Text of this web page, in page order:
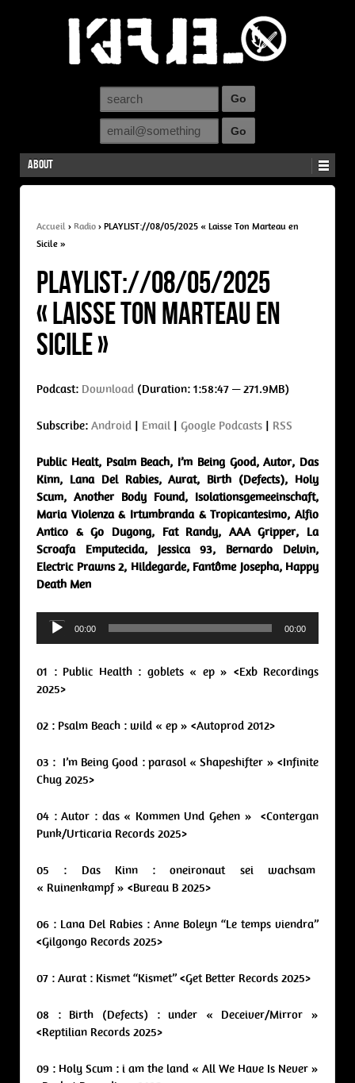
About
Accueil › Radio › PLAYLIST://08/05/2025 « Laisse Ton Marteau en
Sicile »
PLAYLIST://08/05/2025
« Laisse Ton Marteau en
Sicile »
Podcast: Download (Duration: 1:58:47 — 271.9MB)
Subscribe: Android | Email | Google Podcasts | RSS
Public Healt, Psalm Beach, I’m Being Good, Autor, Das
Kinn, Lana Del Rabies, Aurat, Birth (Defects), Holy
Scum, Another Body Found, Isolationsgemeeinschaft,
Maria Violenza & Irtumbranda & Tropicantesimo, Alfio
Antico & Go Dugong, Fat Randy, AAA Gripper, La
Scroafa Emputecida, Jessica 93, Bernardo Delvin,
Electric Prawns 2, Hildegarde, Fantôme Josepha, Happy
Death Men
Audio
Player
00:00 00:00
01 : Public Health : goblets « ep » <Exb Recordings
2025>
02 : Psalm Beach : wild « ep » <Autoprod 2012>
03 : I’m Being Good : parasol « Shapeshifter » <Infinite
Chug 2025>
04 : Autor : das « Kommen Und Gehen » <Contergan
Punk/Urticaria Records 2025>
05 : Das Kinn : oneironaut sei wachsam
« Ruinenkampf » <Bureau B 2025>
06 : Lana Del Rabies : Anne Boleyn “Le temps viendra”
<Gilgongo Records 2025>
07 : Aurat : Kismet “Kismet” <Get Better Records 2025>
08 : Birth (Defects) : under « Deceiver/Mirror »
<Reptilian Records 2025>
09 : Holy Scum : i am the land « All We Have Is Never »